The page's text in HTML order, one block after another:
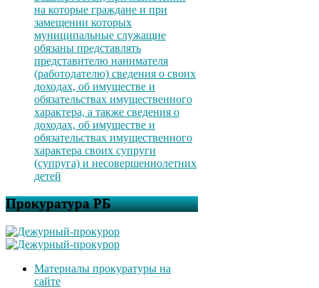
на которые граждане и при
замещении которых
муниципальные служащие
обязаны представлять
представителю нанимателя
(работодателю) сведения о своих
доходах, об имуществе и
обязательствах имущественного
характера, а также сведения о
доходах, об имуществе и
обязательствах имущественного
характера своих супруги
(супруга) и несовершеннолетних
детей
Прокуратура РБ
Материалы прокуратуры на
сайте